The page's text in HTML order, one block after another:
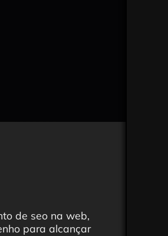
de seo na web,
para alcançar